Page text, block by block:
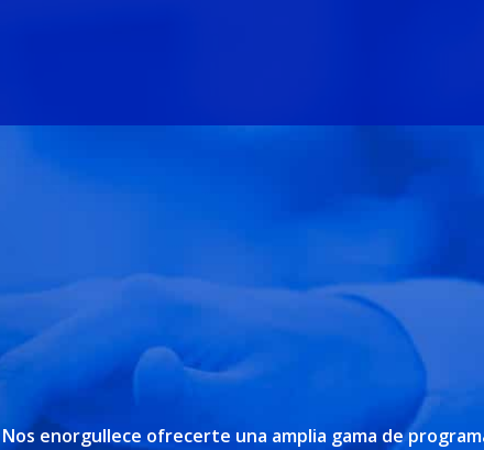
Nos enorgullece ofrecerte una amplia gama de